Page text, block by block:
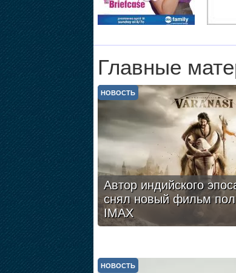
Главные
Автор индийского
снял новый фильм
IMAX
НОВОСТЬ
НОВОСТЬ